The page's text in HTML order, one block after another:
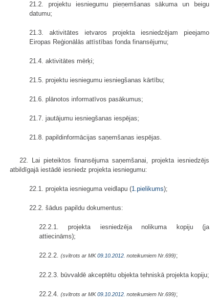
21.2. projektu iesniegumu pieņemšanas sākuma un beigu
datumu;
21.3. aktivitātes ietvaros projekta iesniedzējam pieejamo
Eiropas Reģionālās attīstības fonda finansējumu;
21.4. aktivitātes mērķi;
21.5. projektu iesniegumu iesniegšanas kārtību;
21.6. plānotos informatīvos pasākumus;
21.7. jautājumu iesniegšanas iespējas;
21.8. papildinformācijas saņemšanas iespējas.
22. Lai pieteiktos finansējuma saņemšanai, projekta iesniedzējs
atbildīgajā iestādē iesniedz projekta iesniegumu:
22.1. projekta iesnieguma veidlapu (1.pielikums);
22.2. šādus papildu dokumentus:
22.2.1. projekta iesniedzēja nolikuma kopiju (ja
attiecināms);
22.2.2. (svītrots ar MK09.10.2012. noteikumiem Nr.699);
22.2.3. būvvaldē akceptētu objekta tehniskā projekta kopiju;
22.2.4. (svītrots ar MK09.10.2012. noteikumiem Nr.699);